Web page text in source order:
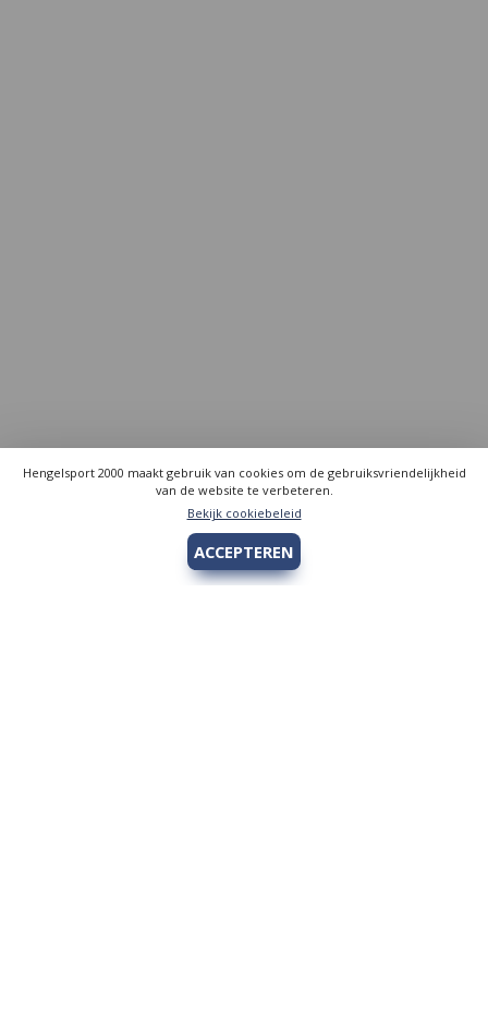
Hengelsport 2000 maakt gebruik van cookies om de gebruiksvriendelijkheid
van de website te verbeteren.
Bekijk cookiebeleid
ACCEPTEREN